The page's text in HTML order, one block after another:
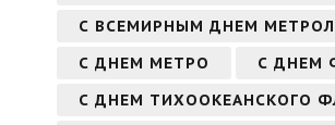
С ВСЕМИРНЫМ ДНЕМ
С ДНЕМ МЕТРО
С ДНЕМ
С ДНЕМ ТИХООКЕАНСКОГО